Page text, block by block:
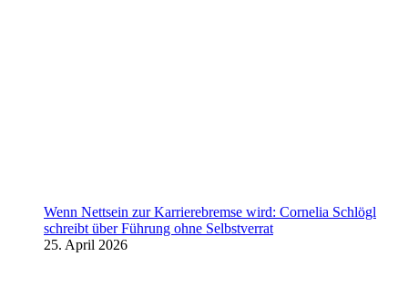
Wenn Nettsein zur Karrierebremse wird: Cornelia Schlögl
schreibt über Führung ohne Selbstverrat
25. April 2026